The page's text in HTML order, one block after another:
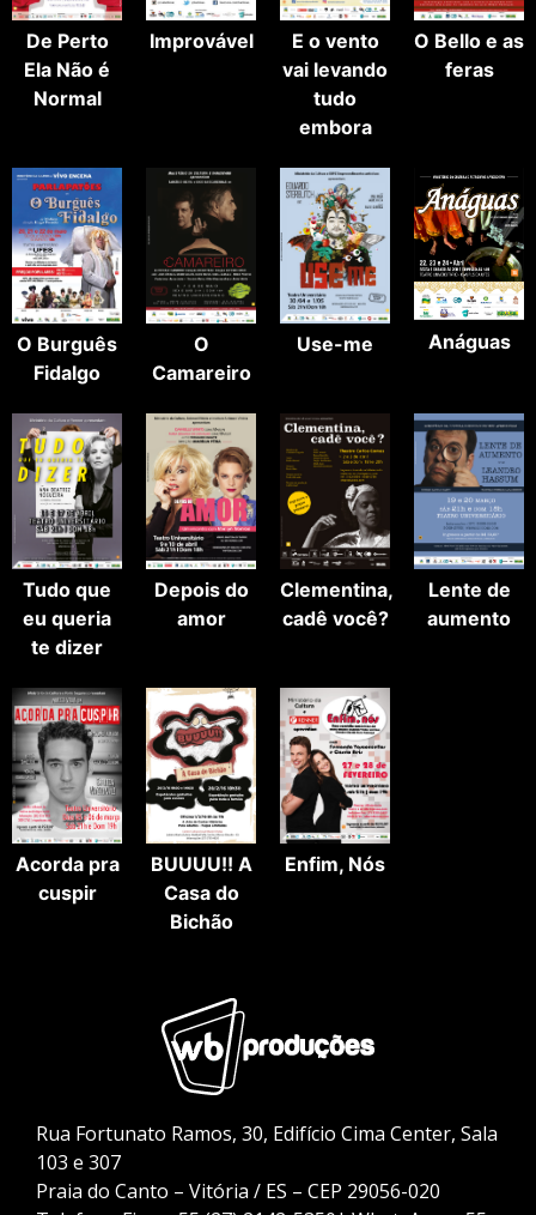
De Perto
Ela Não é
Normal
Improvável
E o vento
vai levando
tudo
embora
O Bello e as
feras
O Burguês
Fidalgo
O
Camareiro
Use-me Anáguas
Tudo que
eu queria
te dizer
Depois do
amor
Clementina,
cadê você?
Lente de
aumento
Acorda pra
cuspir
BUUUU!! A
Casa do
Bichão
Enfim, Nós
Rua Fortunato Ramos, 30, Edifício Cima Center, Sala
103 e 307
Praia do Canto – Vitória / ES – CEP 29056-020